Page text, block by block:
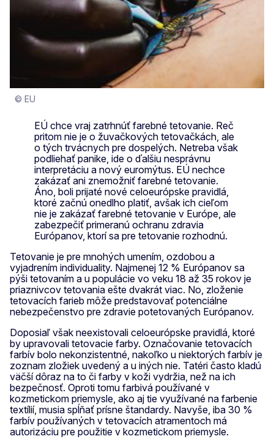
© EU
EÚ chce vraj zatrhnúť farebné tetovanie. Reč
pritom nie je o žuvačkových tetovačkách, ale
o tých trvácnych pre dospelých. Netreba však
podliehať panike, ide o ďalšiu nesprávnu
interpretáciu a nový euromýtus. EÚ nechce
zakázať ani znemožniť farebné tetovanie.
Áno, boli prijaté nové celoeurópske pravidlá,
ktoré začnú onedlho platiť, avšak ich cieľom
nie je zakázať farebné tetovanie v Európe, ale
zabezpečiť primeranú ochranu zdravia
Európanov, ktorí sa pre tetovanie rozhodnú.
Tetovanie je pre mnohých umením, ozdobou a
vyjadrením individuality. Najmenej 12 % Európanov sa
pýši tetovaním a u populácie vo veku 18 až 35 rokov je
priaznivcov tetovania ešte dvakrát viac. No, zloženie
tetovacích farieb môže predstavovať potenciálne
nebezpečenstvo pre zdravie potetovaných Európanov.
Doposiaľ však neexistovali celoeurópske pravidlá, ktoré
by upravovali tetovacie farby. Označovanie tetovacích
farbív bolo nekonzistentné, nakoľko u niektorých farbív je
zoznam zložiek uvedený a u iných nie. Tatéri často kladú
väčší dôraz na to či farby v koži vydržia, než na ich
bezpečnosť. Oproti tomu farbivá používané v
kozmetickom priemysle, ako aj tie využívané na farbenie
textílií, musia spĺňať prísne štandardy. Navyše, iba 30 %
farbív používaných v tetovacích atramentoch má
autorizáciu pre použitie v kozmetickom priemysle.